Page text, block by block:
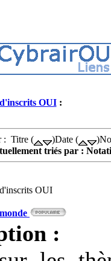
OUI:
: Titre ( )Date (
triés par :
OUI
: